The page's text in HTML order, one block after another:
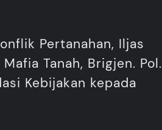
Pertanahan, Iljas
Tanah, Brigjen. Pol.
Kebijakan kepada